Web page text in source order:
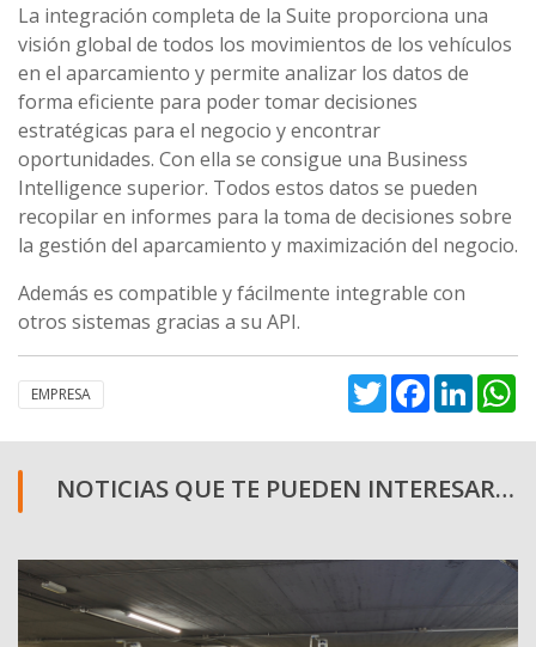
La integración completa de la Suite proporciona una
visión global de todos los movimientos de los vehículos
en el aparcamiento y permite analizar los datos de
forma eficiente para poder tomar decisiones
estratégicas para el negocio y encontrar
oportunidades. Con ella se consigue una Business
Intelligence superior. Todos estos datos se pueden
recopilar en informes para la toma de decisiones sobre
la gestión del aparcamiento y maximización del negocio.
Además es compatible y fácilmente integrable con
otros sistemas gracias a su API.
EMPRESA TwitterFacebook
NOTICIAS QUE TE PUEDEN INTERESAR…